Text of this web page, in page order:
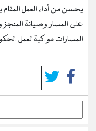
يحسن من أداء العمل المقام
على المسار وصيانة المنجز
المسارات مواكبة لعمل